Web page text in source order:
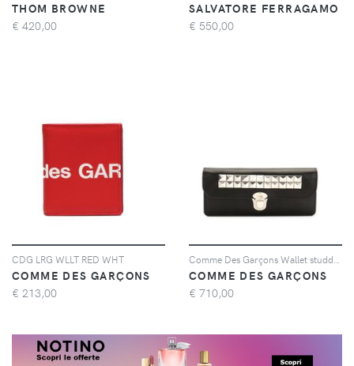
THOM BROWNE
€ 420,00
SALVATORE FERRAGAMO
€ 550,00
CDG LRG WLLT RED WHT
COMME DES GARÇONS
€ 213,00
Comme Des Garçons Wallet studded leather wallet - Nero
COMME DES GARÇONS
€ 710,00